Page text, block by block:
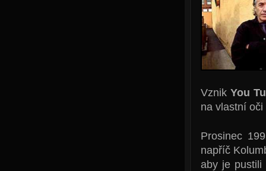
Vznik You
na vlastní
Prosinec
napříč
aby je pustili